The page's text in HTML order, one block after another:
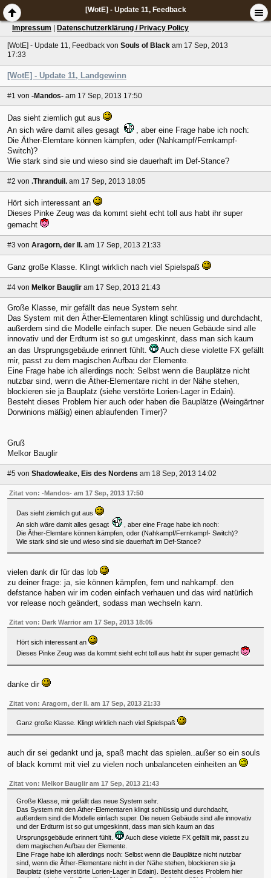
[WotE] - Update 11, Feedback
Impressum Datenschutzerklärung / Privacy Policy
[WotE] - Update 11, Feedback von Souls of Black am 17 Sep, 2013
17:33
[WotE] - Update 11, Landgewinn
#1 von -Mandos- am 17 Sep, 2013 17:50
Das sieht ziemlich gut aus
An sich wäre damit alles gesagt
, aber eine Frage habe ich noch:
Die Äther-Elemtare können kämpfen, oder (Nahkampf/Fernkampf-
Switch)?
Wie stark sind sie und wieso sind sie dauerhaft im Def-Stance?
#2 von .Thranduil. am 17 Sep, 2013 18:05
Hört sich interessant an
Dieses Pinke Zeug was da kommt sieht echt toll aus habt ihr super
gemacht
#3 von Aragorn, der II. am 17 Sep, 2013 21:33
Ganz große Klasse. Klingt wirklich nach viel Spielspaß
#4 von Melkor Bauglir am 17 Sep, 2013 21:43
Große Klasse, mir gefällt das neue System sehr.
Das System mit den Äther-Elementaren klingt schlüssig und durchdacht,
außerdem sind die Modelle einfach super. Die neuen Gebäude sind alle
innovativ und der Erdturm ist so gut umgeskinnt, dass man sich kaum
an das Ursprungsgebäude erinnert fühlt.
Auch diese violette FX gefällt
mir, passt zu dem magischen Aufbau der Elemente.
Eine Frage habe ich allerdings noch: Selbst wenn die Bauplätze nicht
nutzbar sind, wenn die Äther-Elementare nicht in der Nähe stehen,
blockieren sie ja Bauplatz (siehe verstörte Lorien-Lager in Edain).
Besteht dieses Problem hier auch oder haben die Bauplätze (Weingärtner
Dorwinions mäßig) einen ablaufenden Timer)?
Gruß
Melkor Bauglir
#5 von Shadowleake, Eis des Nordens am 18 Sep, 2013 14:02
Zitat von: -Mandos- am 17 Sep, 2013 17:50
Das sieht ziemlich gut aus
An sich wäre damit alles gesagt
, aber eine Frage habe ich noch:
Die Äther-Elemtare können kämpfen, oder (Nahkampf/Fernkampf- Switch)?
Wie stark sind sie und wieso sind sie dauerhaft im Def-Stance?
vielen dank dir für das lob
zu deiner frage: ja, sie können kämpfen, fern und nahkampf. den
defstance haben wir im coden einfach verhauen und das wird natürlich
vor release noch geändert, sodass man wechseln kann.
Zitat von: Dark Warrior am 17 Sep, 2013 18:05
Hört sich interessant an
Dieses Pinke Zeug was da kommt sieht echt toll aus habt ihr super gemacht
danke dir
Zitat von: Aragorn, der II. am 17 Sep, 2013 21:33
Ganz große Klasse. Klingt wirklich nach viel Spielspaß
auch dir sei gedankt und ja, spaß macht das spielen..außer so ein souls
of black kommt mit viel zu vielen noch unbalanceten einheiten an
Zitat von: Melkor Bauglir am 17 Sep, 2013 21:43
Große Klasse, mir gefällt das neue System sehr.
Das System mit den Äther-Elementaren klingt schlüssig und durchdacht,
außerdem sind die Modelle einfach super. Die neuen Gebäude sind alle innovativ
und der Erdturm ist so gut umgeskinnt, dass man sich kaum an das
Ursprungsgebäude erinnert fühlt.
Auch diese violette FX gefällt mir, passt zu
dem magischen Aufbau der Elemente.
Eine Frage habe ich allerdings noch: Selbst wenn die Bauplätze nicht nutzbar
sind, wenn die Äther-Elementare nicht in der Nähe stehen, blockieren sie ja
Bauplatz (siehe verstörte Lorien-Lager in Edain). Besteht dieses Problem hier